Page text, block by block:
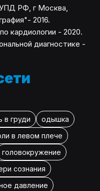
РФ, г Москва,
2016.
кардиологии - 2020.
диагностике -
в груди
одышка
в левом плече
головокружение
сознания
давление